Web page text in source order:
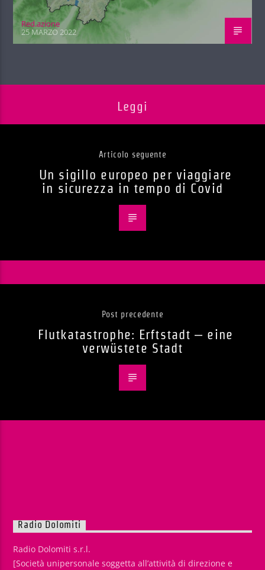
Red.azione
25 MARZO 2022
Leggi
Articolo seguente
Un sigillo europeo per viaggiare
in sicurezza in tempo di Covid
Post precedente
Flutkatastrophe: Erftstadt – eine
verwüstete Stadt
Radio Dolomiti
Radio Dolomiti s.r.l.
[Società unipersonale soggetta all’attività di direzione e